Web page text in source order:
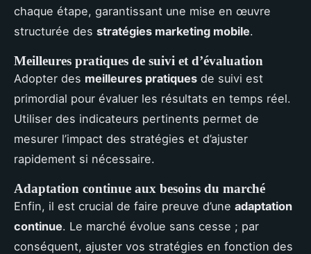
chaque étape, garantissant une mise en œuvre
structurée des stratégies marketing mobile.
Meilleures pratiques de suivi et d’évaluation
Adopter des meilleures pratiques de suivi est
primordial pour évaluer les résultats en temps réel.
Utiliser des indicateurs pertinents permet de
mesurer l’impact des stratégies et d’ajuster
rapidement si nécessaire.
Adaptation continue aux besoins du marché
Enfin, il est crucial de faire preuve d’une adaptation
continue. Le marché évolue sans cesse ; par
conséquent, ajuster vos stratégies en fonction des